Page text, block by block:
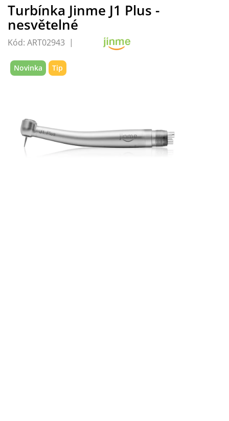
Turbínka Jinme J1 Plus -
nesvětelné
Kód: ART02943
Novinka Tip